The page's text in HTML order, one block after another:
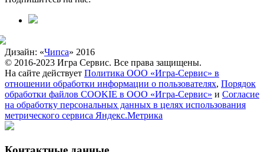
Дизайн: «Чипса» 2016
© 2016-2023 Игра Сервис. Все права защищены.
На сайте действует Политика ООО «Игра-Сервис» в
отношении обработки информации о пользователях, Порядок
обработки файлов COOKIE в ООО «Игра-Сервис» и Согласие
на обработку персональных данных в целях использования
метрического сервиса Яндекс.Метрика